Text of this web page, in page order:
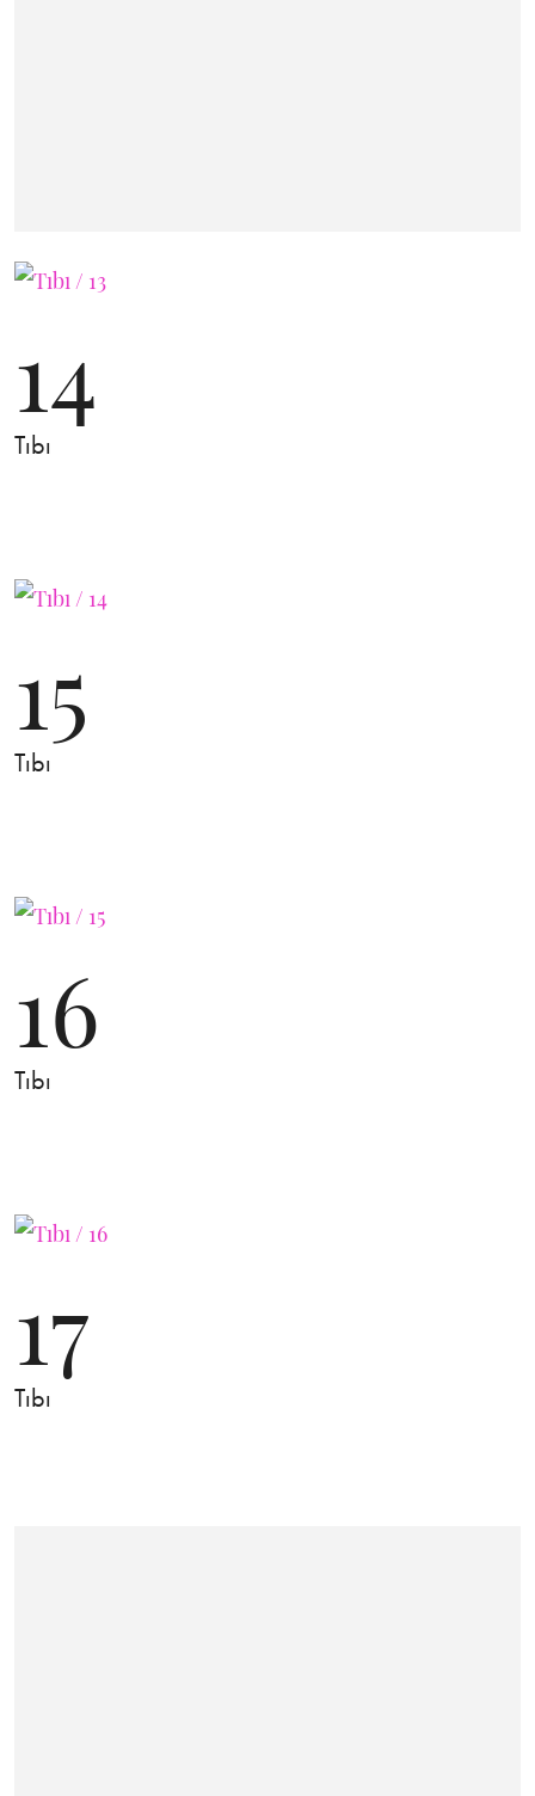
14
Tıbı
15
Tıbı
16
Tıbı
17
Tıbı